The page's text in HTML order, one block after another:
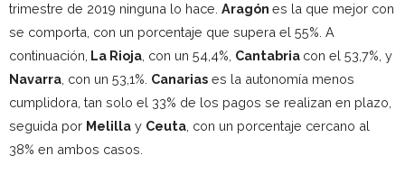
trimestre de 2019 ninguna lo hace. Aragón es la que mejor con
se comporta, con un porcentaje que supera el 55%. A
continuación, La Rioja, con un 54,4%, Cantabria con el 53,7%, y
Navarra, con un 53,1%. Canarias es la autonomía menos
cumplidora, tan solo el 33% de los pagos se realizan en plazo,
seguida por Melilla y Ceuta, con un porcentaje cercano al
38% en ambos casos.